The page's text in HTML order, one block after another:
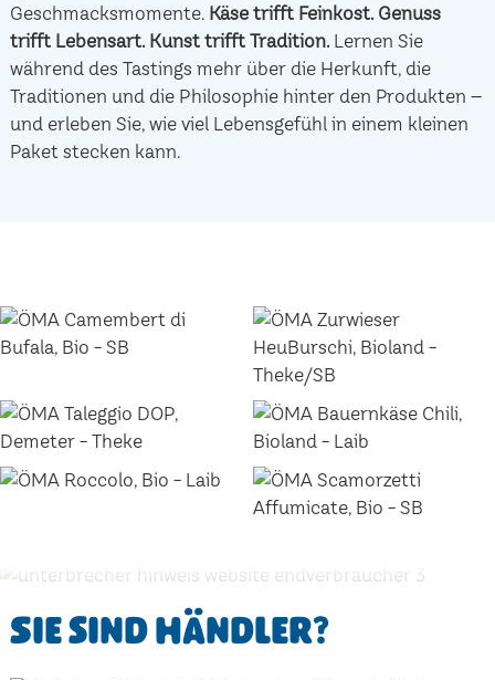
Geschmacksmomente. Käse trifft Feinkost. Genuss
trifft Lebensart. Kunst trifft Tradition.Lernen Sie
während des Tastings mehr über die Herkunft, die
Traditionen und die Philosophie hinter den Produkten –
und erleben Sie, wie viel Lebensgefühl in einem kleinen
Paket stecken kann.
Sie sind Händler?